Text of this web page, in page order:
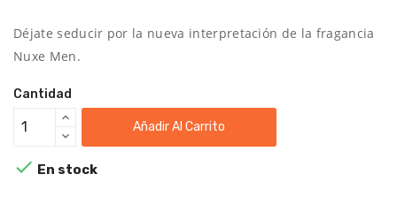
Déjate seducir por la nueva interpretación de la fragancia
Nuxe Men.
Cantidad
Añadir Al Carrito
 En stock